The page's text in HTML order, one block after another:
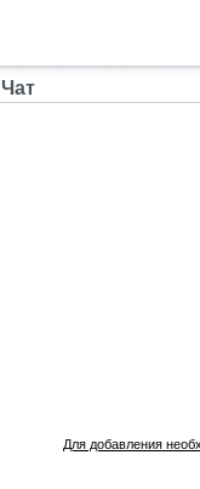
Чат
Для добавления